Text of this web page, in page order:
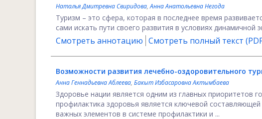
Наталья Дмитревна Свиридова,Анна Анатольевна Негода
Туризм – это сфера, которая в последнее время
сами искать пути своего развития в условиях
Смотреть аннотацию Смотреть полный текст
Возможности развития лечебно-оздоровительного
Анна Геннадьевна Аблеева, Бакыт Избасаровна Актымбаева
Здоровье нации является одним из главных приоритетов
профилактика здоровья является ключевой
важных элементов в системе профилактики и ...